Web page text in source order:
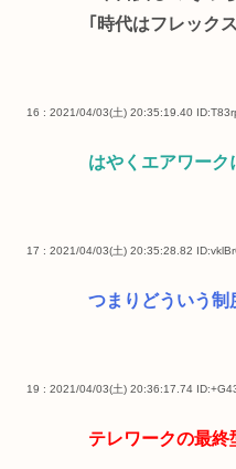
｢時代はフレック
16 : 2021/04/03(土) 20:35:19.40
はやくエアワー
17 : 2021/04/03(土) 20:35:28.82
つまりどういう制
19 : 2021/04/03(土) 20:36:17.74
テレワークの最終